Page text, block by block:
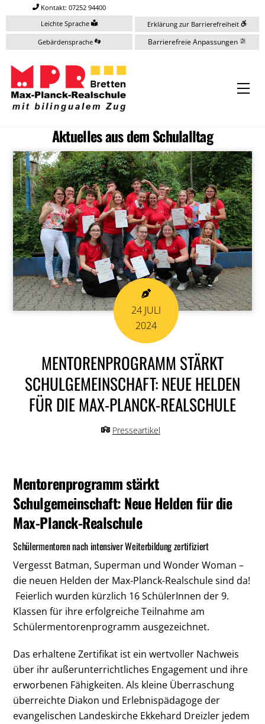
content
Kontakt: 07252 94400
Leichte Sprache
Gebärdensprache
Erklärung zur Barrierefreiheit
Barrierefreie Anpassungen
Aktuelles aus dem Schulalltag
24 JULI
2024
MENTORENPROGRAMM STÄRKT
SCHULGEMEINSCHAFT: NEUE HELDEN
FÜR DIE MAX-PLANCK-REALSCHULE
Presseartikel
Mentorenprogramm stärkt
Schulgemeinschaft: Neue Helden für die
Max-Planck-Realschule
Schülermentoren nach intensiver Weiterbildung zertifiziert
Vergesst Batman, Superman und Wonder Woman –
die neuen Helden der Max-Planck-Realschule sind da!
Feierlich wurden kürzlich 16 SchülerInnen der 9.
Klassen für ihre erfolgreiche Teilnahme am
Schülermentorenprogramm ausgezeichnet.
Das erhaltene Zertifikat ist ein wertvoller Nachweis
über ihr außerunterrichtliches Engagement und ihre
erworbenen Fähigkeiten. Als kleine Überraschung
überreichte Diakon und Erlebnispädagoge der
evangelischen Landeskirche Ekkehard Dreizler jedem